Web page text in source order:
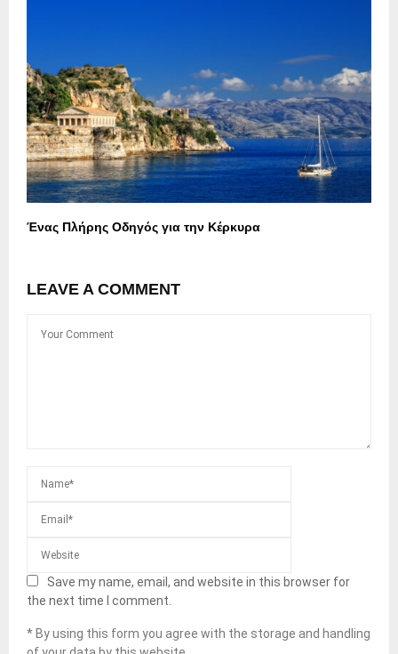
Ένας Πλήρης Οδηγός για την Κέρκυρα
LEAVE A COMMENT
Save my name, email, and website in this browser for
the next time I comment.
* By using this form you agree with the storage and handling